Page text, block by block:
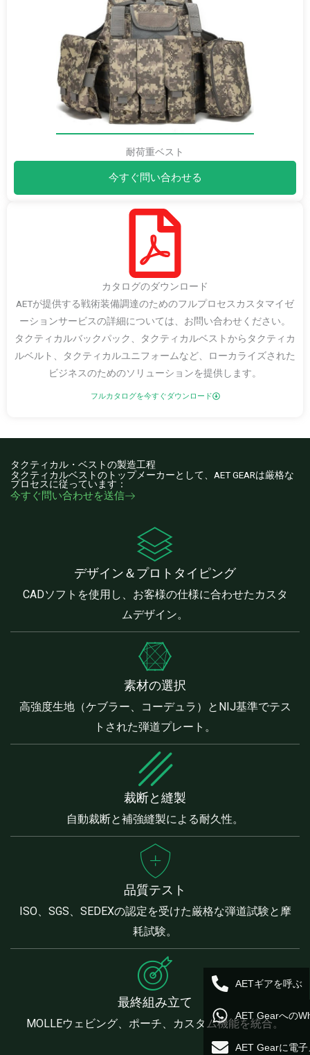
耐荷重ベスト
今すぐ問い合わせる
カタログのダウンロード
AETが提供する戦術装備調達のためのフルプロセスカスタマイゼ
ーションサービスの詳細については、お問い合わせください。
タクティカルバックパック、タクティカルベストからタクティカ
ルベルト、タクティカルユニフォームなど、ローカライズされた
ビジネスのためのソリューションを提供します。
フルカタログを今すぐダウンロード
タクティカル・ベストの製造工程
タクティカルベストのトップメーカーとして、AET GEARは厳格な
プロセスに従っています：
今すぐ問い合わせを送信
デザイン＆プロトタイピング
CADソフトを使用し、お客様の仕様に合わせたカスタ
ムデザイン。
素材の選択
高強度生地（ケブラー、コーデュラ）とNIJ基準でテス
トされた弾道プレート。
裁断と縫製
自動裁断と補強縫製による耐久性。
品質テスト
ISO、SGS、SEDEXの認定を受けた厳格な弾道試験と摩
耗試験。
最終組み立て
MOLLEウェビング、ポーチ、カスタム機能を統合。
AETギアを呼ぶ
AET Gearへの
AET Gearに電